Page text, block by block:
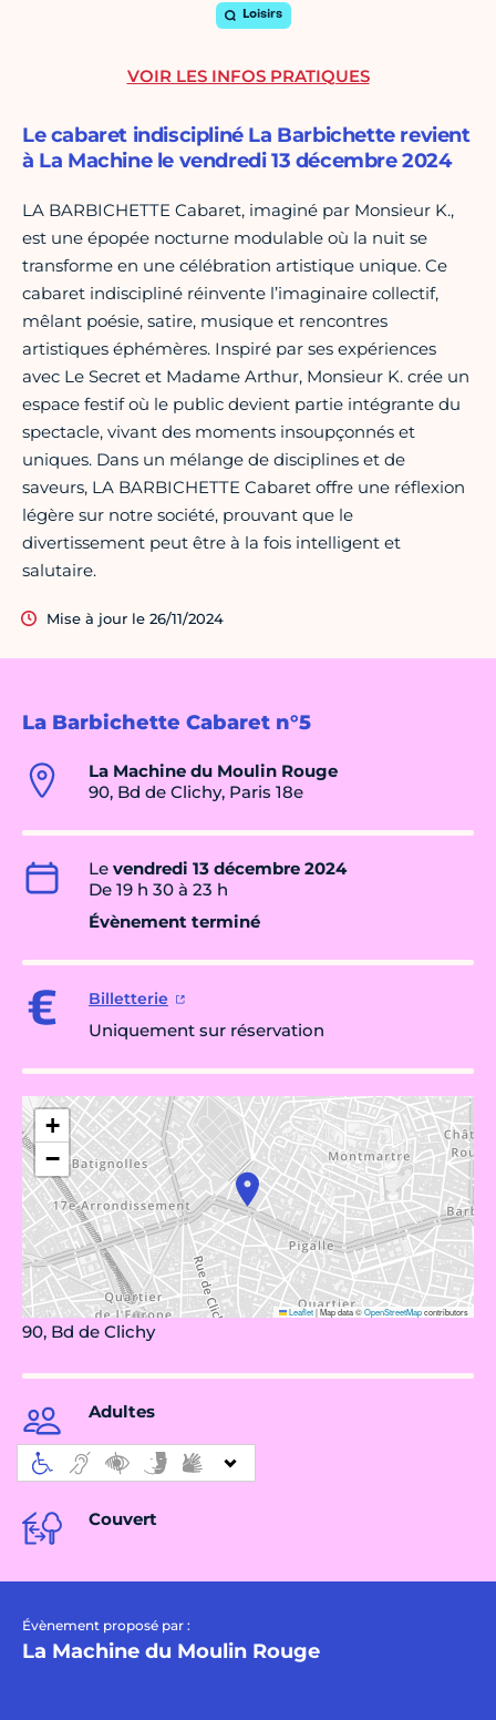
Loisirs
La Barbichette Cabaret n°5
La Machine du Moulin Rouge
90, Bd de Clichy, Paris 18e
Le vendredi 13 décembre 2024
De 19 h 30 à 23 h
Évènement terminé
Billetterie
Uniquement sur réservation
+
−
Leaflet|Map data ©OpenStreetMapcontributors
90, Bd de Clichy
Adultes
Couvert
Évènement proposé par :
La Machine du Moulin Rouge
Le cabaret indiscipliné La Barbichette revient
à La Machine le vendredi 13 décembre 2024
LA BARBICHETTE Cabaret, imaginé par Monsieur K.,
est une épopée nocturne modulable où la nuit se
transforme en une célébration artistique unique. Ce
cabaret indiscipliné réinvente l’imaginaire collectif,
mêlant poésie, satire, musique et rencontres
artistiques éphémères. Inspiré par ses expériences
avec Le Secret et Madame Arthur, Monsieur K. crée un
espace festif où le public devient partie intégrante du
spectacle, vivant des moments insoupçonnés et
uniques. Dans un mélange de disciplines et de
saveurs, LA BARBICHETTE Cabaret offre une réflexion
légère sur notre société, prouvant que le
divertissement peut être à la fois intelligent et
salutaire.
Mise à jour le 26/11/2024
VOIR LES INFOS PRATIQUES